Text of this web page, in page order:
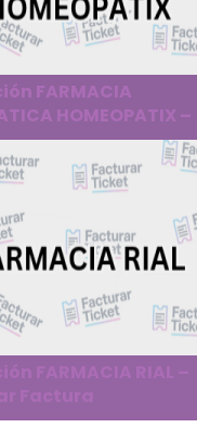
FARMACIA
HOMEOPATIX –
Factura